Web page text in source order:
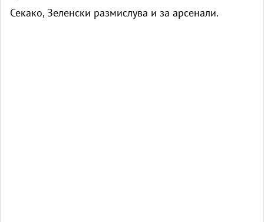
Секако, Зеленски размислува и за арсенали.